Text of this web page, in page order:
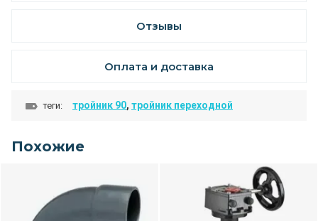
Отзывы
Оплата и доставка
теги: тройник 90, тройник переходной
Похожие